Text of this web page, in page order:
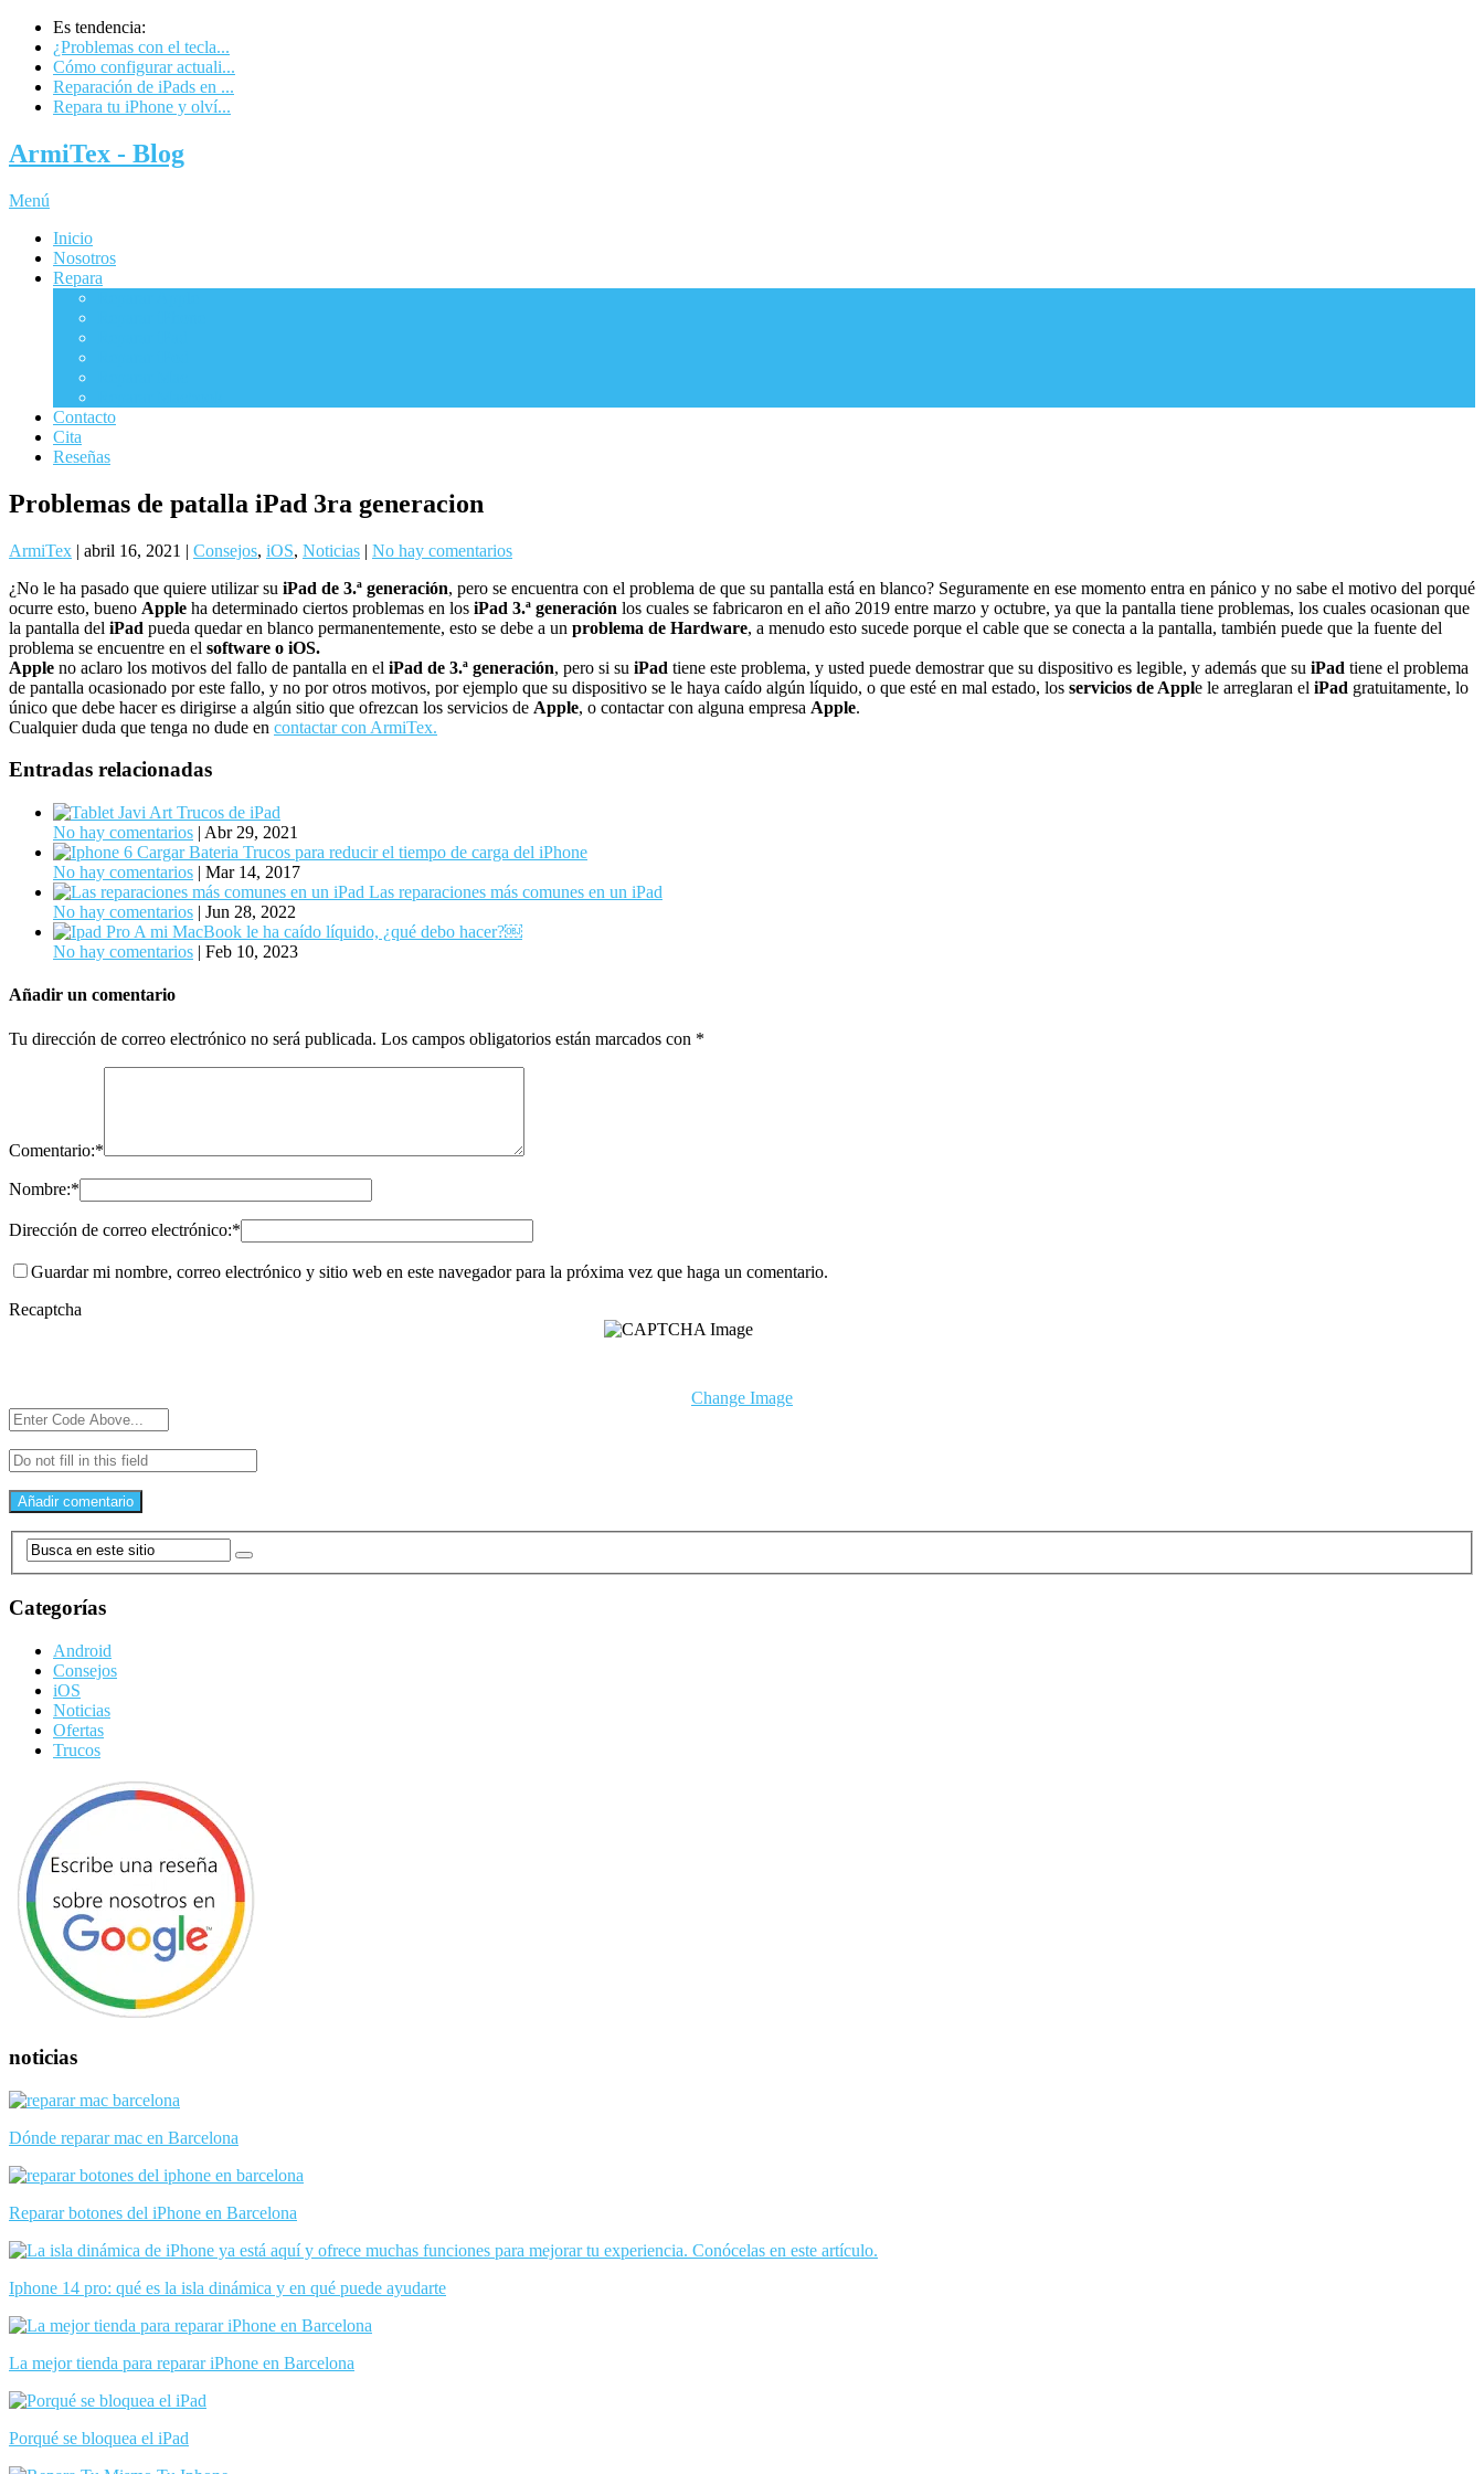
Es tendencia:
¿Problemas con el tecla...
Cómo configurar actuali...
Reparación de iPads en ...
Repara tu iPhone y olví...
ArmiTex - Blog
Menú
Inicio
Nosotros
Repara
Contacto
Cita
Reseñas
Problemas de patalla iPad 3ra generacion
ArmiTex | abril 16, 2021 | Consejos, iOS, Noticias | No hay comentarios
¿No le ha pasado que quiere utilizar su iPad de 3.ª generación, pero se encuentra con el problema de que su pantalla está en blanco? Seguramente en ese momento entra en pánico y no sabe el motivo del porqué
ocurre esto, bueno Apple ha determinado ciertos problemas en los iPad 3.ª generación los cuales se fabricaron en el año 2019 entre marzo y octubre, ya que la pantalla tiene problemas, los cuales ocasionan que
la pantalla del iPad pueda quedar en blanco permanentemente, esto se debe a un problema de Hardware, a menudo esto sucede porque el cable que se conecta a la pantalla, también puede que la fuente del
problema se encuentre en el software o iOS.
Apple no aclaro los motivos del fallo de pantalla en el iPad de 3.ª generación, pero si su iPad tiene este problema, y usted puede demostrar que su dispositivo es legible, y además que su iPad tiene el problema
de pantalla ocasionado por este fallo, y no por otros motivos, por ejemplo que su dispositivo se le haya caído algún líquido, o que esté en mal estado, los servicios de Apple le arreglaran el iPad gratuitamente, lo
único que debe hacer es dirigirse a algún sitio que ofrezcan los servicios de Apple, o contactar con alguna empresa Apple.
Cualquier duda que tenga no dude en contactar con ArmiTex.
Entradas relacionadas
Trucos de iPad
No hay comentarios | Abr 29, 2021
Trucos para reducir el tiempo de carga del iPhone
No hay comentarios | Mar 14, 2017
Las reparaciones más comunes en un iPad
No hay comentarios | Jun 28, 2022
A mi MacBook le ha caído líquido, ¿qué debo hacer?￼
No hay comentarios | Feb 10, 2023
Añadir un comentario
Tu dirección de correo electrónico no será publicada. Los campos obligatorios están marcados con *
Comentario:*
Nombre:*
Dirección de correo electrónico:*
Guardar mi nombre, correo electrónico y sitio web en este navegador para la próxima vez que haga un comentario.
Recaptcha
Change Image
Categorías
Android
Consejos
iOS
Noticias
Ofertas
Trucos
noticias
Dónde reparar mac en Barcelona
Reparar botones del iPhone en Barcelona
Iphone 14 pro: qué es la isla dinámica y en qué puede ayudarte
La mejor tienda para reparar iPhone en Barcelona
Porqué se bloquea el iPad